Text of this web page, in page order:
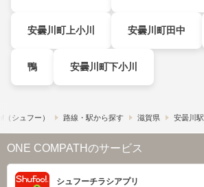
安曇川町上小川 安曇川町田中
鴨 安曇川町下小川
シュフー） 路線・駅から探す 滋賀県 安曇川駅
ONE COMPATHのサービス
シュフーチラシアプリ